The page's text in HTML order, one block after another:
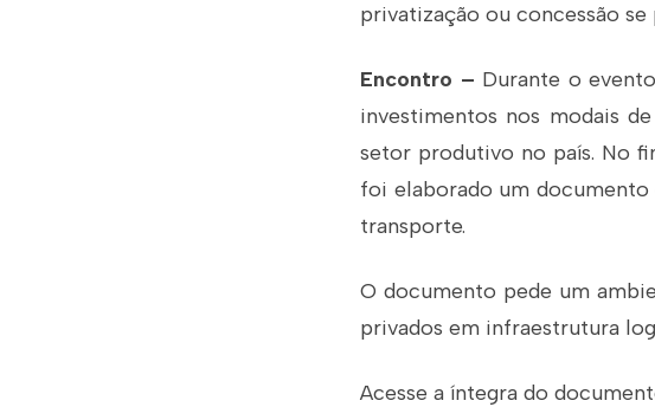
privatização ou concessão
Encontro – Durante o
investimentos nos modais
setor produtivo no país. No
foi elaborado um
transporte.
O documento pede um
privados em infraestrutura
Acesse a íntegra do